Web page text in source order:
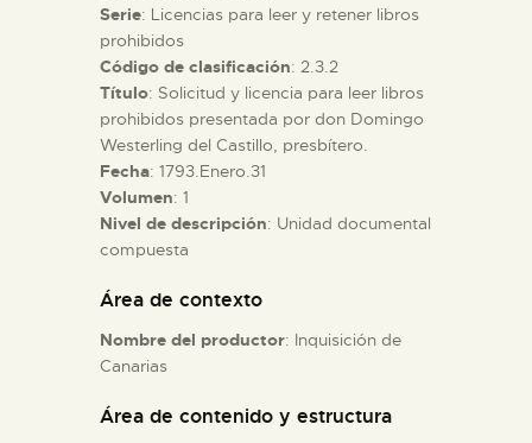
ACTIVIDADES
█
EL MUSEO
COLECCIONES
Serie: Licencias para leer y retener libros
prohibidos
Código de clasificación: 2.3.2
Título: Solicitud y licencia para leer libros
prohibidos presentada por don Domingo
Westerling del Castillo, presbítero.
Fecha: 1793.Enero.31
Volumen: 1
Nivel de descripción: Unidad documental
compuesta
Área de contexto
Nombre del productor: Inquisición de
Canarias
Área de contenido y estructura